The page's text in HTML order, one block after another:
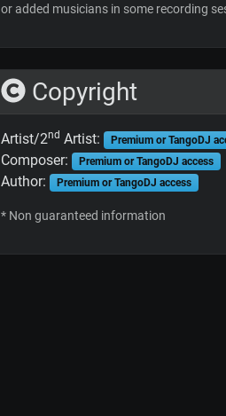
or added musicians in some recording
Copyright
Artist/2nd Artist: Premium or TangoDJ
Composer: Premium or TangoDJ access
Author: Premium or TangoDJ access
* Non guaranteed information